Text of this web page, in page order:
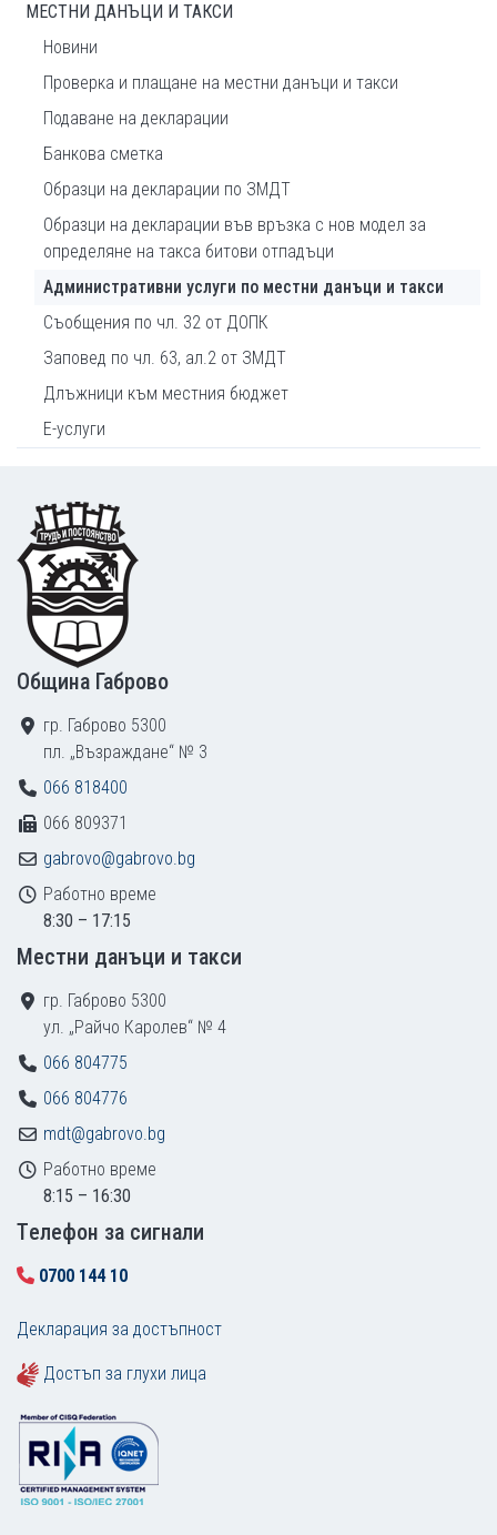
МЕСТНИ ДАНЪЦИ И ТАКСИ
Новини
Проверка и плащане на местни данъци и такси
Подаване на декларации
Банкова сметка
Образци на декларации по ЗМДТ
Образци на декларации във връзка с нов модел за
определяне на такса битови отпадъци
Административни услуги по местни данъци и такси
Съобщения по чл. 32 от ДОПК
Заповед по чл. 63, ал.2 от ЗМДТ
Длъжници към местния бюджет
Е-услуги
Footer
Община Габрово
гр. Габрово 5300
пл. „Възраждане“ № 3
066 818400
066 809371
gabrovo@gabrovo.bg
Работно време
8:30 – 17:15
Местни данъци и такси
гр. Габрово 5300
ул. „Райчо Каролев“ № 4
066 804775
066 804776
mdt@gabrovo.bg
Работно време
8:15 – 16:30
Tелефон за сигнали
0700 144 10
Декларация за достъпност
Достъп за глухи лица